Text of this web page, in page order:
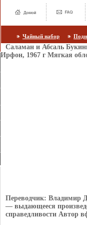
Чайный набор
Саламан и Абсаль
Ирфон, 1967 г Мягкая
Переводчик: Владимир
— выдающееся
справедливости Автор